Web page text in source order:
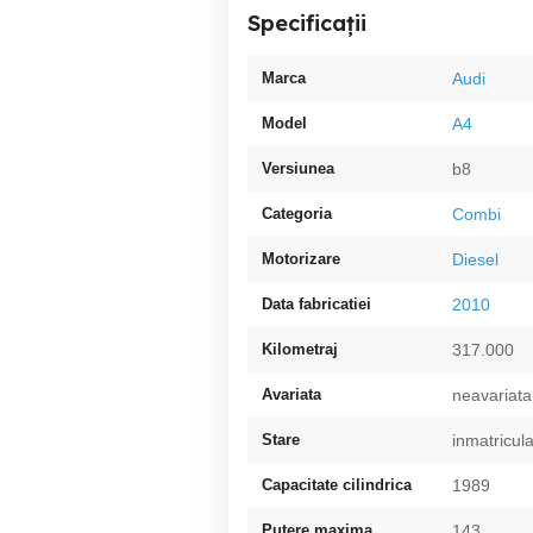
Specificații
Marca Audi
Model A4
Versiunea b8
Categoria Combi
Motorizare Diesel
Data fabricatiei 2010
Kilometraj 317.000
Avariata neavariata
Stare
Capacitate cilindrica 1989